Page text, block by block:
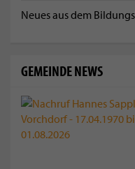
Neues aus dem
GEMEINDE NEWS